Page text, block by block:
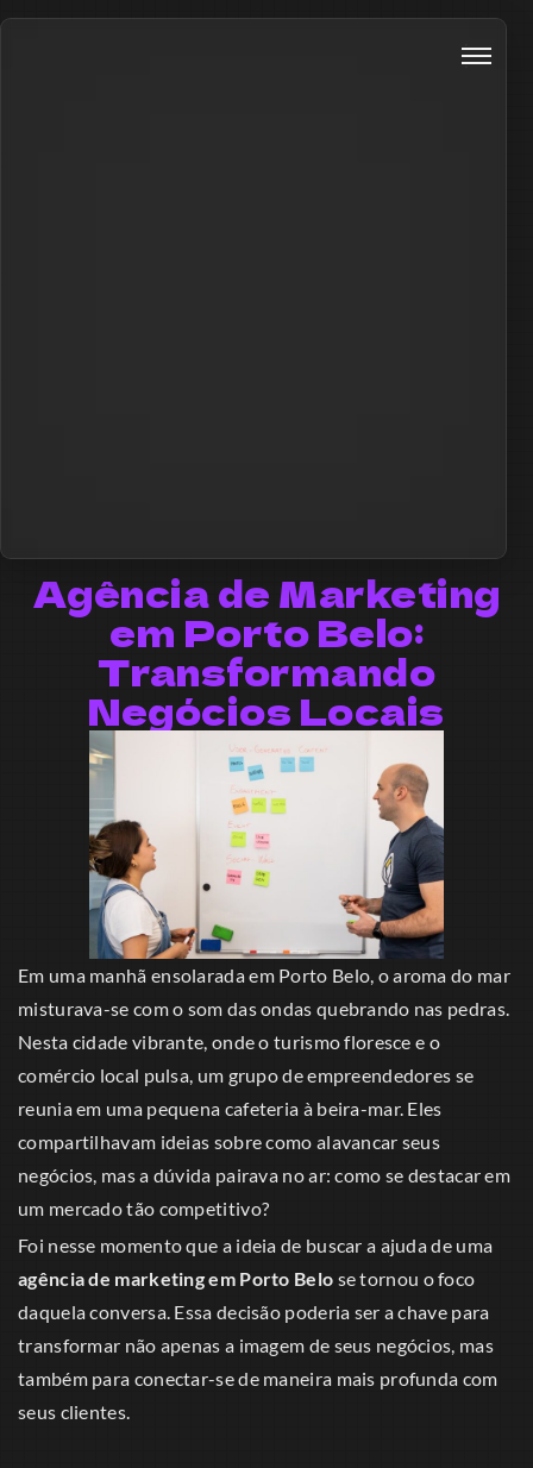
Agência de Marketing
em Porto Belo:
Transformando
Negócios Locais
Em uma manhã ensolarada em Porto Belo, o aroma do mar
misturava-se com o som das ondas quebrando nas pedras.
Nesta cidade vibrante, onde o turismo floresce e o
comércio local pulsa, um grupo de empreendedores se
reunia em uma pequena cafeteria à beira-mar. Eles
compartilhavam ideias sobre como alavancar seus
negócios, mas a dúvida pairava no ar: como se destacar em
um mercado tão competitivo?
Foi nesse momento que a ideia de buscar a ajuda de uma
agência de marketing em Porto Belo se tornou o foco
daquela conversa. Essa decisão poderia ser a chave para
transformar não apenas a imagem de seus negócios, mas
também para conectar-se de maneira mais profunda com
seus clientes.